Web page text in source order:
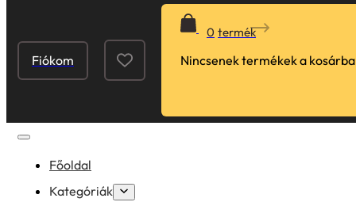
Fiókom
0
Nincsenek termékek a
Főoldal
Kategóriák